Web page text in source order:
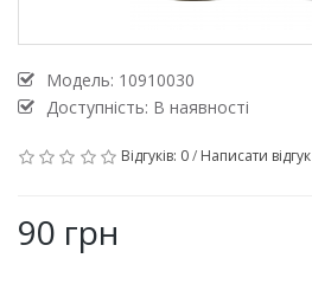
Модель: 10910030
Доступність: В наявності
Відгуків: 0/ Написати відгук
90 грн